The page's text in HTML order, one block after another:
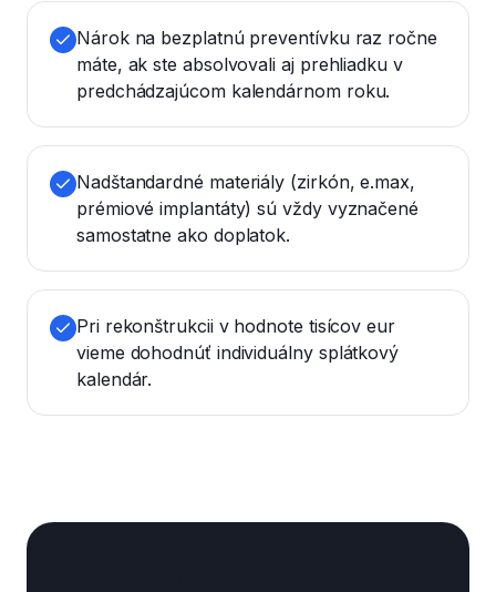
Nárok na bezplatnú preventívku raz ročne
máte, ak ste absolvovali aj prehliadku v
predchádzajúcom kalendárnom roku.
Nadštandardné materiály (zirkón, e.max,
prémiové implantáty) sú vždy vyznačené
samostatne ako doplatok.
Pri rekonštrukcii v hodnote tisícov eur
vieme dohodnúť individuálny splátkový
kalendár.